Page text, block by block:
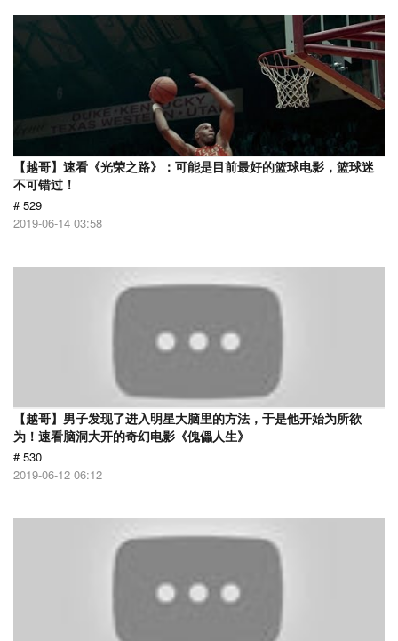
【越哥】速看《光荣之路》：可能是目前最好的篮球电影，篮球迷
不可错过！
# 529
2019-06-14 03:58
【越哥】男子发现了进入明星大脑里的方法，于是他开始为所欲
为！速看脑洞大开的奇幻电影《傀儡人生》
# 530
2019-06-12 06:12